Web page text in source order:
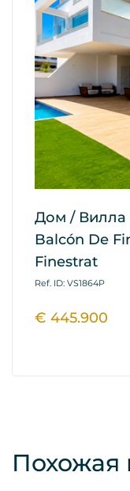
Дом / Вилла
Balcón De
Finestrat
Ref. ID: VS1864P
€ 445.900
Похожая